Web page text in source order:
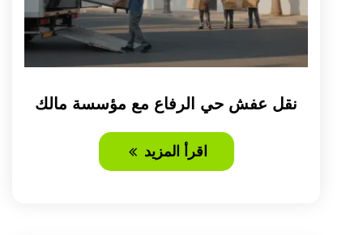
نقل عفش حي الرفاع مع مؤسسة مالك
اقرأ المزيد